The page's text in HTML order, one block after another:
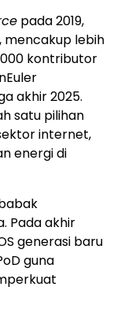
pada 2019,
lebih
kontributor
akhir 2025.
satu pilihan
internet,
energi di
Pada akhir
generasi baru
guna